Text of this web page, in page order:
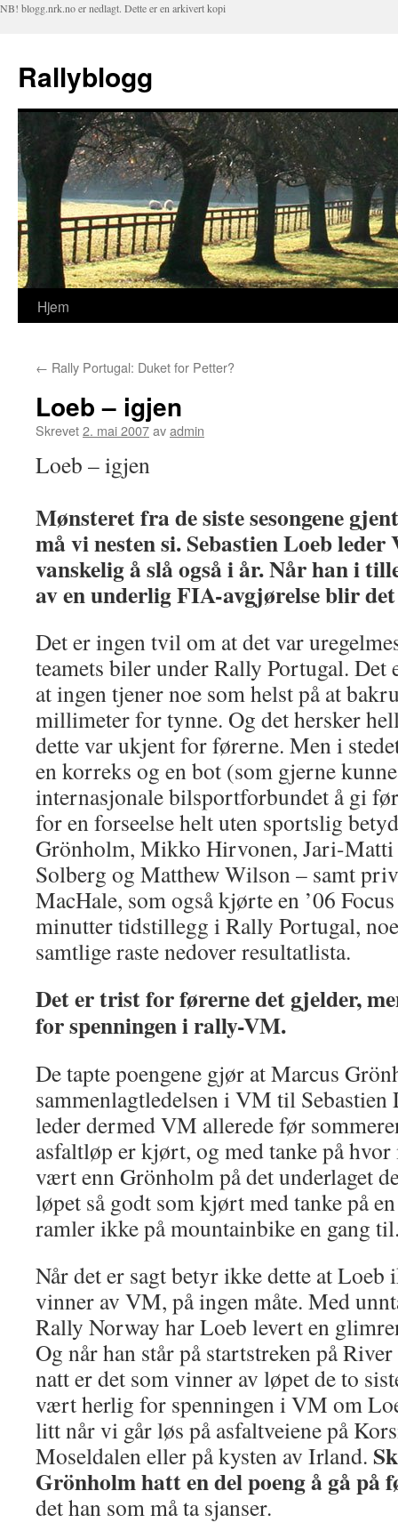
NB! blogg.nrk.no er nedlagt. Dette er en arkivert kopi
Rallyblogg
Hopp
innhold
Hjem
← Rally Portugal: Duket for Petter?
Loeb – igjen
Skrevet2. mai 2007avadmin
Loeb – igjen
Mønsteret fra de siste sesongene
må vi nesten si. Sebastien Loeb
vanskelig å slå også i år. Når han i
av en underlig FIA-avgjørelse blir
Det er ingen tvil om at det var
teamets biler under Rally Portugal.
at ingen tjener noe som helst på at
millimeter for tynne. Og det hersker
dette var ukjent for førerne. Men i
en korreks og en bot (som gjerne
internasjonale bilsportforbundet å gi
for en forseelse helt uten sportslig
Grönholm, Mikko Hirvonen, Jari-Matti
Solberg og Matthew Wilson – samt
MacHale, som også kjørte en ’06
minutter tidstillegg i Rally Portugal,
samtlige raste nedover resultatlista.
Det er trist for førerne det gjelder,
for spenningen i rally-VM.
De tapte poengene gjør at Marcus
sammenlagtledelsen i VM til Sebastien
leder dermed VM allerede før
asfaltløp er kjørt, og med tanke på
vært enn Grönholm på det underlaget
løpet så godt som kjørt med tanke på
ramler ikke på mountainbike en gang
Når det er sagt betyr ikke dette at
vinner av VM, på ingen måte. Med
Rally Norway har Loeb levert en
Og når han står på startstreken på
natt er det som vinner av løpet de to
vært herlig for spenningen i VM om
litt når vi går løs på asfaltveiene på
Moseldalen eller på kysten av Irland.
Grönholm hatt en del poeng å gå på
det han som må ta sjanser.